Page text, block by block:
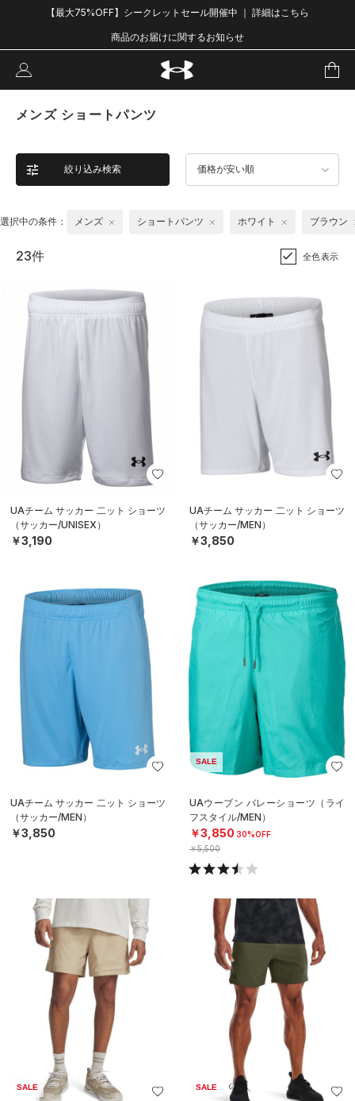
【最大75%OFF】シークレットセール開催中 ｜ 詳細はこちら
商品のお届けに関するお知らせ
メンズ ショートパンツ
絞り込み検索 価格が安い順
選択中の条件： メンズ ショートパンツ ホワイト ブラウン
23件 全色表示
UAチーム サッカー 二ット ショーツ
（サッカー/UNISEX）
￥3,190
UAチーム サッカー 二ット ショーツ
（サッカー/MEN）
￥3,850
UAチーム サッカー 二ット ショーツ
（サッカー/MEN）
￥3,850
SALE
UAウーブン バレーショーツ（ライ
フスタイル/MEN）
￥3,850 30%OFF
￥5,500
SALE SALE